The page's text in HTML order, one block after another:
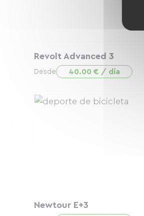
Revolt Advanced 3
Desde 40.00 € / día
Newtour E+3